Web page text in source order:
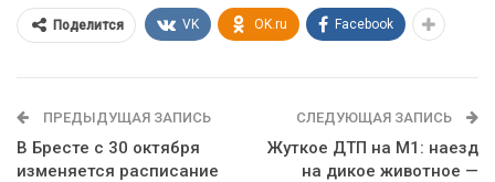
Поделится VK OK.ru Facebook
ПРЕДЫДУЩАЯ ЗАПИСЬ
В Бресте с 30 октября
изменяется расписание
СЛЕДУЮЩАЯ ЗАПИСЬ
Жуткое ДТП на М1: наезд
на дикое животное —